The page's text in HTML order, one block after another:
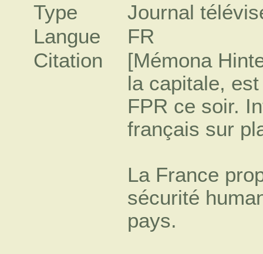
Type
Journal
Langue
FR
Citation
[Mémona
la capitale,
FPR ce soir.
français sur
La France
sécurité
pays.